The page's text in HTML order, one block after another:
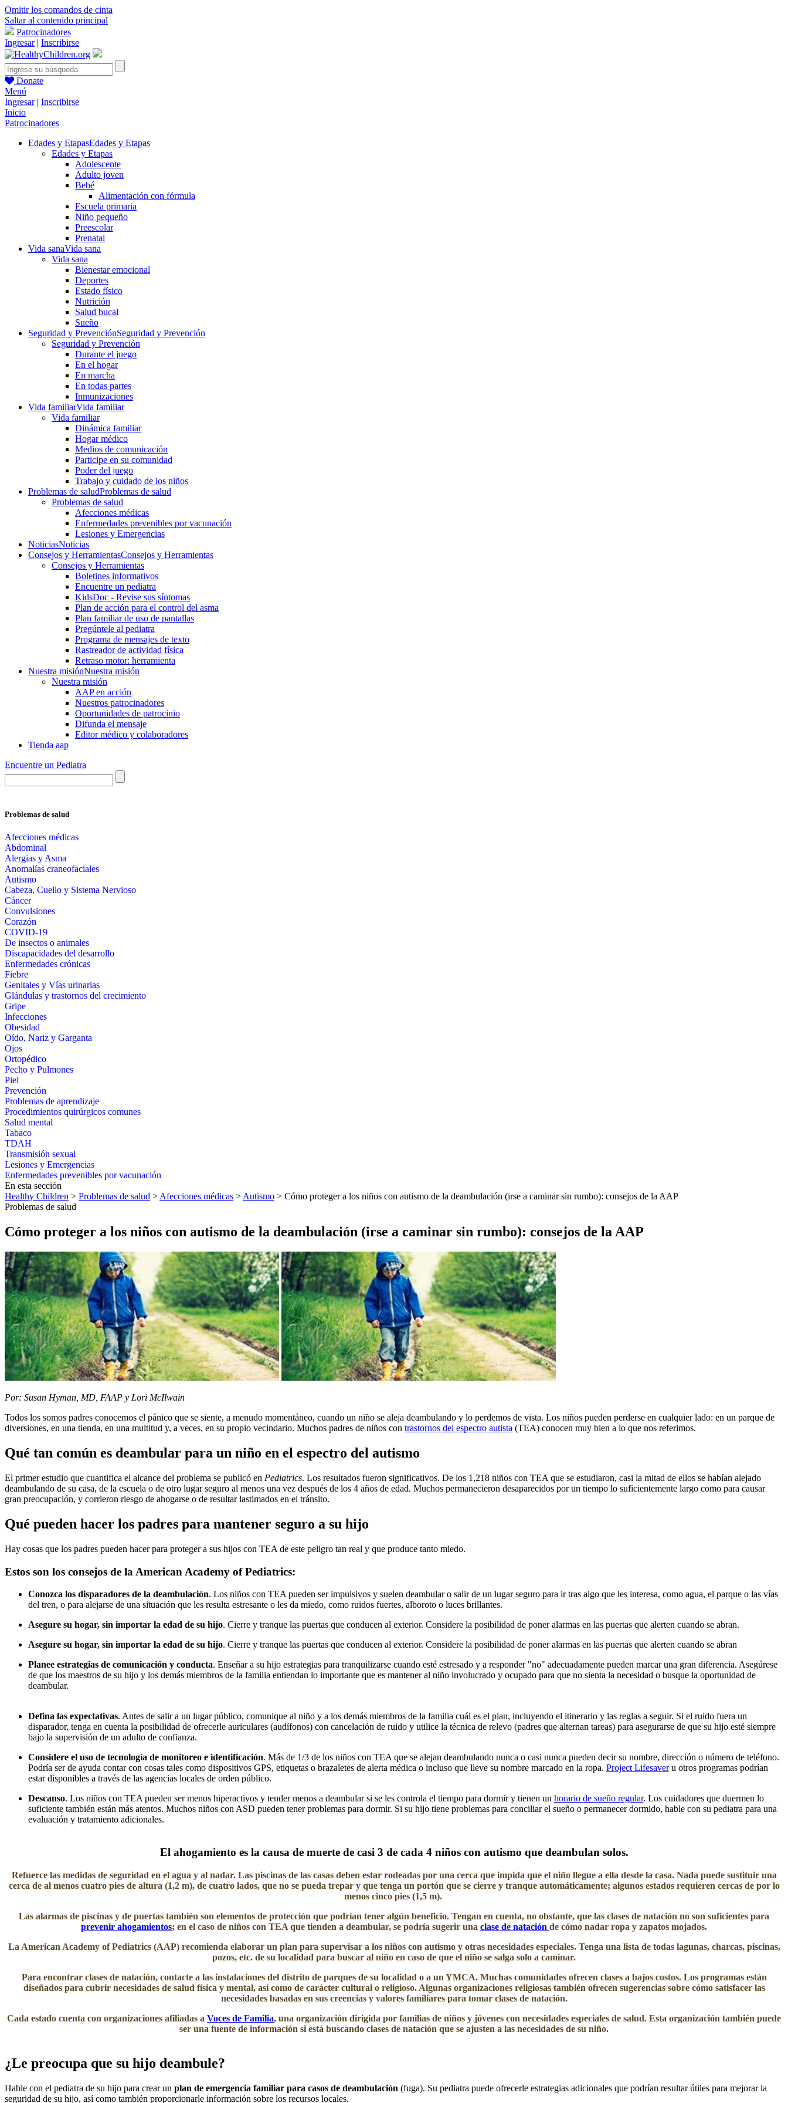
Omitir los comandos de cinta
Saltar al contenido principal
Patrocinadores
Ingresar| Inscribirse
Donate
Menú
Ingresar| Inscribirse
Inicio
Patrocinadores
Edades y EtapasEdades y Etapas
Edades y Etapas
Adolescente
Adulto joven
Bebé
Alimentación con fórmula
Escuela primaria
Niño pequeño
Preescolar
Prenatal
Vida sanaVida sana
Vida sana
Bienestar emocional
Deportes
Estado físico
Nutrición
Salud bucal
Sueño
Seguridad y PrevenciónSeguridad y Prevención
Seguridad y Prevención
Durante el juego
En el hogar
En marcha
En todas partes
Inmunizaciones
Vida familiarVida familiar
Vida familiar
Dinámica familiar
Hogar médico
Medios de comunicación
Participe en su comunidad
Poder del juego
Trabajo y cuidado de los niños
Problemas de saludProblemas de salud
Problemas de salud
Afecciones médicas
Enfermedades prevenibles por vacunación
Lesiones y Emergencias
NoticiasNoticias
Consejos y HerramientasConsejos y Herramientas
Consejos y Herramientas
Boletines informativos
Encuentre un pediatra
KidsDoc - Revise sus síntomas
Plan de acción para el control del asma
Plan familiar de uso de pantallas
Pregúntele al pediatra
Programa de mensajes de texto
Rastre​​ador de activida​d física
Retraso motor: herramienta
Nuestra misiónNuestra misión
Nuestra misión
AAP en acción
Nuestros patrocinadores
Oportunidades de patrocinio
Difunda el mensaje
Editor médico y colaboradores
Tienda aap
Encuentre un Pediatra
Problemas de salud
Afecciones médicas
Abdominal
Alergias y Asma
Anomalías craneofaciales
Autismo
Cabeza, Cuello y Sistema Nervioso
Cáncer
Convulsiones
Corazón
COVID-19
De insectos o animales
Discapacidades del desarrollo
Enfermedades crónicas
Fiebre
Genitales y Vías urinarias
Glándulas y trastornos del crecimiento
Gripe
Infecciones
Obesidad
Oído, Nariz y Garganta
Ojos
Ortopédico
Pecho y Pulmones
Piel
Prevención
Problemas de aprendizaje
Procedimientos quirúrgicos comunes
Salud mental
Tabaco
TDAH
Transmisión sexual
Lesiones y Emergencias
Enfermedades prevenibles por vacunación
En esta sección
Healthy Children > Problemas de salud > Afecciones médicas > Autismo > Cómo proteger a los niños con autismo de la deambulación (irse a caminar sin rumbo): consejos de la AAP
Problemas de salud
Cómo proteger a los niños con autismo de la deambulación (irse a caminar sin rumbo): consejos de la AAP
​Por: Susan Hyman, MD, FAAP y Lori McIlwain
Todos los somos padres conocemos el pánico que se siente, a menudo momentáneo, cuando un niño se aleja deambulando y lo perdemos de vista. Los niños pueden perderse en cualquier lado: en un parque de
diversiones, en una tienda, en una multitud y, a veces, en su propio vecindario. Muchos padres de niños con trastornos del espectro autista (TEA) conocen muy bien a lo que nos referimos.
Qué tan común es deambular para un niño en el espectro del autismo
El primer estudio que cuantifica el alcance del problema se publicó en Pediatrics. Los resultados fueron significativos. De los 1,218 niños con TEA que se estudiaron, casi la mitad de ellos se habían alejado
deambulando de su casa, de la escuela o de otro lugar seguro al menos una vez después de los 4 años de edad. Muchos permanecieron desaparecidos por un tiempo lo suficientemente largo como para causar
gran preocupación, y corrieron riesgo de ahogarse o de resultar lastimados en el tránsito.
Qué pueden hacer los padres para mantener seguro a su hijo
Hay cosas que los padres pueden hacer para proteger a sus hijos con TEA de este peligro tan real y que produce tanto miedo.
Estos son los consejos de la American Academy of Pediatrics:
Conozca los disparadores de la deambulación. Los niños con TEA pueden ser impulsivos y suelen deambular o salir de un lugar seguro para ir tras algo que les interesa, como agua, el parque o las vías
del tren, o para alejarse de una situación que les resulta estresante o les da miedo, como ruidos fuertes, alboroto o luces brillantes.
Asegure su hogar, sin importar la edad de su hijo. Cierre y tranque las puertas que conducen al exterior. Considere la posibilidad de poner alarmas en las puertas que alerten cuando se abran.
Asegure su hogar, sin importar la edad de su hijo. Cierre y tranque las puertas que conducen al exterior. Considere la posibilidad de poner alarmas en las puertas que alerten cuando se abran
Planee estrategias de comunicación y conducta. Enseñar a su hijo estrategias para tranquilizarse cuando esté estresado y a responder "no" adecuadamente pueden marcar una gran diferencia. Asegúrese
de que los maestros de su hijo y los demás miembros de la familia entiendan lo importante que es mantener al niño involucrado y ocupado para que no sienta la necesidad o busque la oportunidad de
deambular.
Defina las expectativas. Antes de salir a un lugar público, comunique al niño y a los demás miembros de la familia cuál es el plan, incluyendo el itinerario y las reglas a seguir. Si el ruido fuera un
disparador, tenga en cuenta la posibilidad de ofrecerle auriculares (audífonos) con cancelación de ruido y utilice la técnica de relevo (padres que alternan tareas) para asegurarse de que su hijo esté siempre
bajo la supervisión de un adulto de confianza.
Considere el uso de tecnología de monitoreo e identificación. Más de 1/3 de los niños con TEA que se alejan deambulando nunca o casi nunca pueden decir su nombre, dirección o número de teléfono.
Podría ser de ayuda contar con cosas tales como dispositivos GPS, etiquetas o brazaletes de alerta médica o incluso que lleve su nombre marcado en la ropa. Project Lifesaveru otros programas podrían
estar disponibles a través de las agencias locales de orden público.
Descanso. Los niños con TEA pueden ser menos hiperactivos y tender menos a deambular si se les controla el tiempo para dormir y tienen un horario de sueño regular. Los cuidadores que duermen lo
suficiente también están más atentos. Muchos niños con ASD pueden tener problemas para dormir. Si su hijo tiene problemas para conciliar el sueño o permanecer dormido, hable con su pediatra para una
evaluación y tratamiento adicionales.
El ahogamiento es la causa de muerte de casi 3 de cada 4 niños con autismo que deambulan solos.
​Refuerce las medidas de seguridad en el agua y al nadar. Las piscinas de las casas deben estar rodeadas por una cerca que impida que el niño llegue a ella desde la casa. Nada puede sustituir una
cerca de al menos cuatro pies de altura (1,2 m), de cuatro lados, que no se pueda trepar y que tenga un portón que se cierre y tranque automáticamente; algunos estados requieren cercas de por lo
menos cinco pies (1,5 m).
Las alarmas de piscinas y de puertas también son elementos de protección que podrían tener algún beneficio. Tengan en cuenta, no obstante, que las clases de natación no son suficientes para
prevenir ahogamientos; en el caso de niños con TEA que tienden a deambular, se podría sugerir una clase de natación de cómo nadar ropa y zapatos mojados.
La American Academy of Pediatrics (AAP) recomienda elaborar un plan para supervisar a los niños con autismo y otras necesidades especiales. Tenga una lista de todas lagunas, charcas, piscinas,
pozos, etc. de su localidad para buscar al niño en caso de que el niño se salga solo a caminar.
Para encontrar clases de natación, contacte a las instalaciones del distrito de parques de su localidad o a un YMCA. Muchas comunidades ofrecen clases a bajos costos. Los programas están
diseñados para cubrir necesidades de salud física y mental, así como de carácter cultural o religioso. Algunas organizaciones religiosas también ofrecen sugerencias sobre cómo satisfacer las
necesidades basadas en sus creencias y valores familiares para tomar clases de natación.
Cada estado cuenta con organizaciones afiliadas a Voces de Familia, una organización dirigida por familias de niños y jóvenes con necesidades especiales de salud. Esta organización también puede
ser una fuente de información si está buscando clases de natación que se ajusten a las necesidades de su niño.
¿Le preocupa que su hijo deambule?
Hable con el pediatra de su hijo para crear un plan de emergencia familiar para casos de deambulación (fuga). Su pediatra puede ofrecerle estrategias adicionales que podrían resultar útiles para mejorar la
seguridad de su hijo, así como también proporcionarle información sobre los recursos locales.